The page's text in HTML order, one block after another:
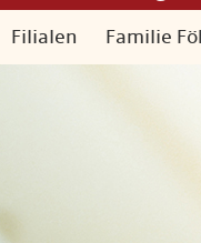
Filialen Familie